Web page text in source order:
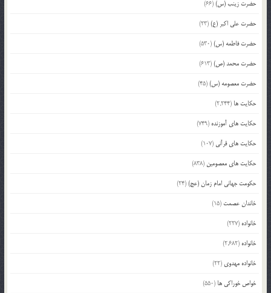
حضرت زینب (س)(66)
حضرت علی اکبر (ع)(23)
حضرت فاطمه (س)(530)
حضرت محمد (ص)(613)
حضرت معصومه (س)(45)
حکایت ها (2,244)
حکایت های آموزنده (749)
حکایت های قرآنی (107)
حکایت های معصومین (838)
حکومت جهانی امام زمان (عج)(24)
خاندان عصمت (15)
خانواده (227)
خانواده (2,682)
خانواده مهدوی (22)
خواص خوراکی ها (550)